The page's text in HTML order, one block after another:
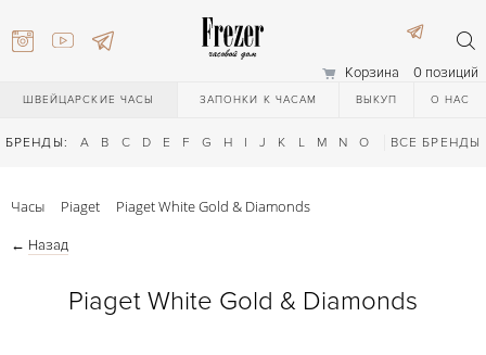
Корзина 0 позиций
ШВЕЙЦАРСКИЕ ЧАСЫ ЗАПОНКИ К ЧАСАМ ВЫКУП О НАС
БРЕНДЫ: A B C D E F G H I J K L M N O Q R S T
ВСЕ БРЕНДЫ
Часы Piaget Piaget White Gold & Diamonds
← Назад
Piaget White Gold & Diamonds